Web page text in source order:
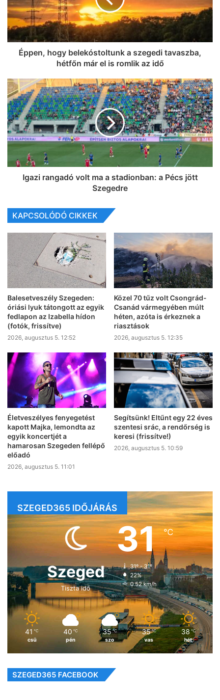
Éppen, hogy belekóstoltunk a szegedi tavaszba,
hétfőn már el is romlik az idő
Igazi rangadó volt ma a stadionban: a Pécs jött
Szegedre
KAPCSOLÓDÓ CIKKEK
Balesetveszély Szegeden:
óriási lyuk tátongott az egyik
fedlapon az Izabella hídon
(fotók, frissítve)
2026, augusztus 5. 12:52
Közel 70 tűz volt Csongrád-
Csanád vármegyében múlt
héten, azóta is érkeznek a
riasztások
2026, augusztus 5. 12:35
Életveszélyes fenyegetést
kapott Majka, lemondta az
egyik koncertjét a
hamarosan Szegeden fellépő
előadó
2026, augusztus 5. 11:01
Segítsünk! Eltűnt egy 22 éves
szentesi srác, a rendőrség is
keresi (frissítve!)
2026, augusztus 5. 10:59
SZEGED365 IDŐJÁRÁS
Szeged
Tiszta idő
31℃
31º - 31º
22%
0.52 km/h
41 ℃
csü
40 ℃
pén
35 ℃
szo
35 ℃
vas
38 ℃
hét
SZEGED365 FACEBOOK